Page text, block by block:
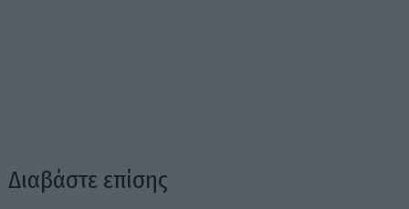
Διαβάστε επίσης